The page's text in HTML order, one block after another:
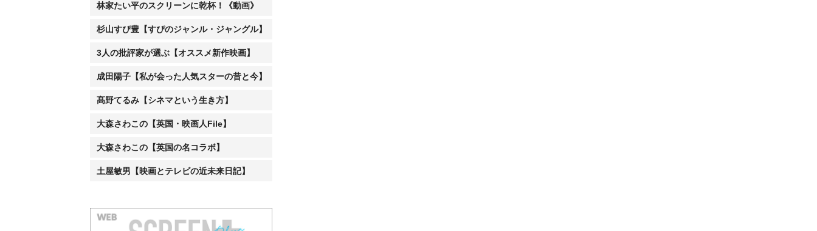
林家たい平のスクリーンに乾杯！《動画》
杉山すぴ豊【すぴのジャンル・ジャングル】
3人の批評家が選ぶ【オススメ新作映画】
成田陽子【私が会った人気スターの昔と今】
髙野てるみ【シネマという生き方】
大森さわこの【英国・映画人File】
大森さわこの【英国の名コラボ】
土屋敏男【映画とテレビの近未来日記】